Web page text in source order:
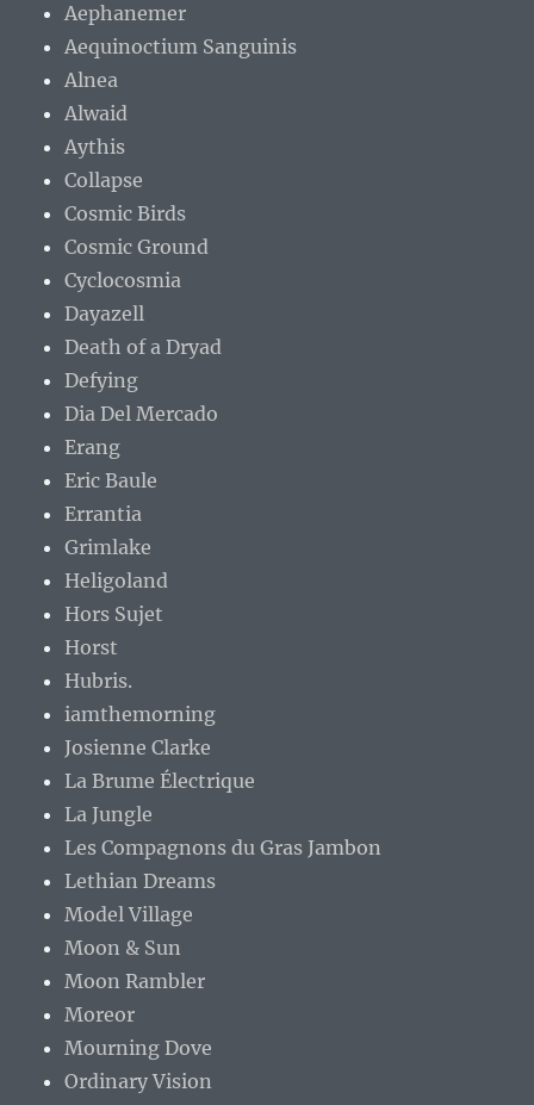
Aephanemer
Aequinoctium Sanguinis
Alnea
Alwaid
Aythis
Collapse
Cosmic Birds
Cosmic Ground
Cyclocosmia
Dayazell
Death of a Dryad
Defying
Dia Del Mercado
Erang
Eric Baule
Errantia
Grimlake
Heligoland
Hors Sujet
Horst
Hubris.
iamthemorning
Josienne Clarke
La Brume Électrique
La Jungle
Les Compagnons du Gras Jambon
Lethian Dreams
Model Village
Moon & Sun
Moon Rambler
Moreor
Mourning Dove
Ordinary Vision